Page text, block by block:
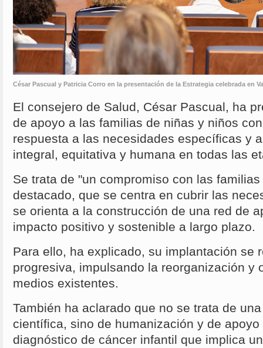
César Pascual y Patricia Corro en la presentación de la Estrategia celebrada en
El consejero de Salud, César Pascual, ha
de apoyo a las familias de niñas y niños
respuesta a las necesidades específicas y
integral, equitativa y humana en todas las
Se trata de "un compromiso con las
destacado, que se centra en cubrir las
se orienta a la construcción de una red de
impacto positivo y sostenible a largo plazo.
Para ello, ha explicado, su implantación se
progresiva, impulsando la reorganización y
medios existentes.
También ha aclarado que no se trata de
científica, sino de humanización y de
diagnóstico de cáncer infantil que implica